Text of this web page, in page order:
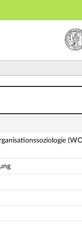
Responsibility